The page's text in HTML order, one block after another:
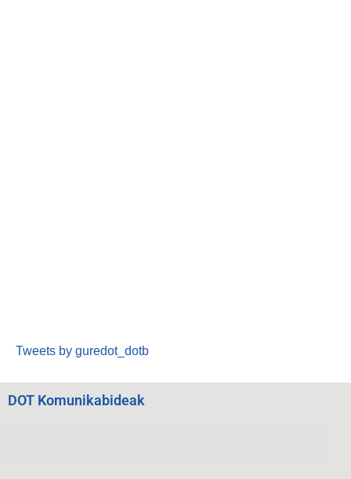
Tweets by guredot_dotb
DOT Komunikabideak